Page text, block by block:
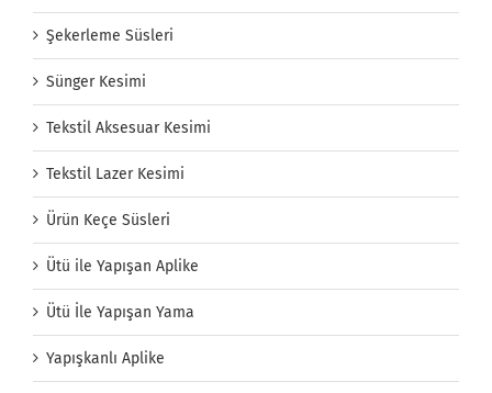
Şekerleme Süsleri
Sünger Kesimi
Tekstil Aksesuar Kesimi
Tekstil Lazer Kesimi
Ürün Keçe Süsleri
Ütü ile Yapışan Aplike
Ütü İle Yapışan Yama
Yapışkanlı Aplike